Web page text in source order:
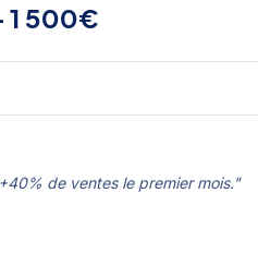
500€
de ventes le premier mois."